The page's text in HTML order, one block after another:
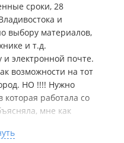
сроки, 28
и
выбору материалов,
и т.д.
и электронной почте.
возможности на тот
НО !!!! Нужно
которая работала со
мне как
трудности, НО это